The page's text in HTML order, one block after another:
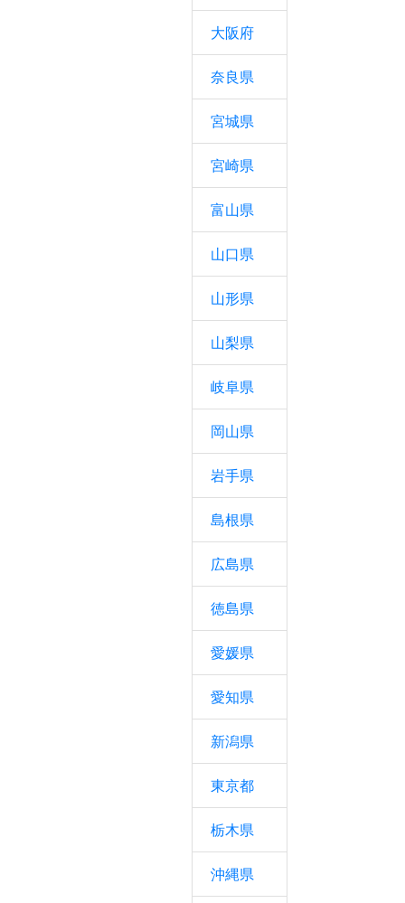
大阪府
奈良県
宮城県
宮崎県
富山県
山口県
山形県
山梨県
岐阜県
岡山県
岩手県
島根県
広島県
徳島県
愛媛県
愛知県
新潟県
東京都
栃木県
沖縄県